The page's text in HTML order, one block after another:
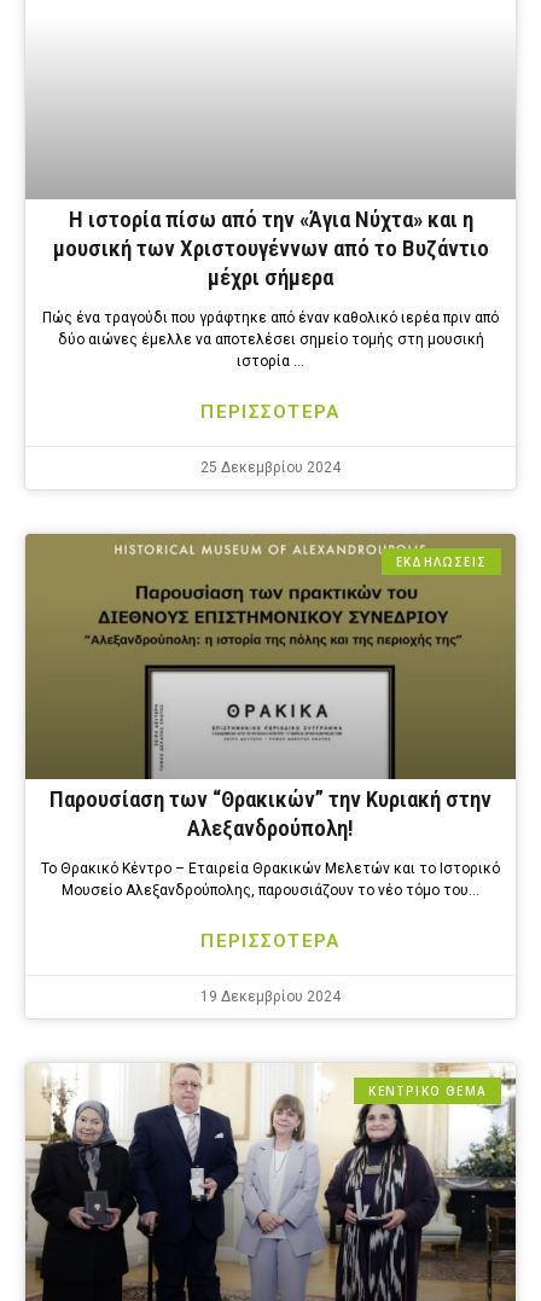
Η ιστορία πίσω από την «Άγια Νύχτα» και η
μουσική των Χριστουγέννων από το Βυζάντιο
μέχρι σήμερα
Πώς ένα τραγούδι που γράφτηκε από έναν καθολικό ιερέα πριν από
δύο αιώνες έμελλε να αποτελέσει σημείο τομής στη μουσική
ιστορία …
ΠΕΡΙΣΣΟΤΕΡΑ
25 Δεκεμβρίου 2024
ΕΚΔΗΛΩΣΕΙΣ
Παρουσίαση των “Θρακικών” την Κυριακή στην
Αλεξανδρούπολη!
Το Θρακικό Κέντρο – Εταιρεία Θρακικών Μελετών και το Ιστορικό
Μουσείο Αλεξανδρούπολης, παρουσιάζουν το νέο τόμο του…
ΠΕΡΙΣΣΟΤΕΡΑ
19 Δεκεμβρίου 2024
ΚΕΝΤΡΙΚΟ ΘΕΜΑ